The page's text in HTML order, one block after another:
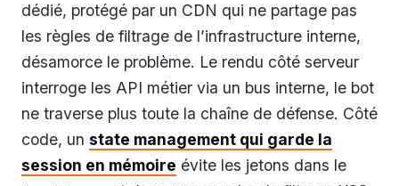
dédié, protégé par un CDN qui ne partage pas
les règles de filtrage de l’infrastructure interne,
désamorce le problème. Le rendu côté serveur
interroge les API métier via un bus interne, le bot
ne traverse plus toute la chaîne de défense. Côté
code, un state management qui garde la
session en mémoire évite les jetons dans le